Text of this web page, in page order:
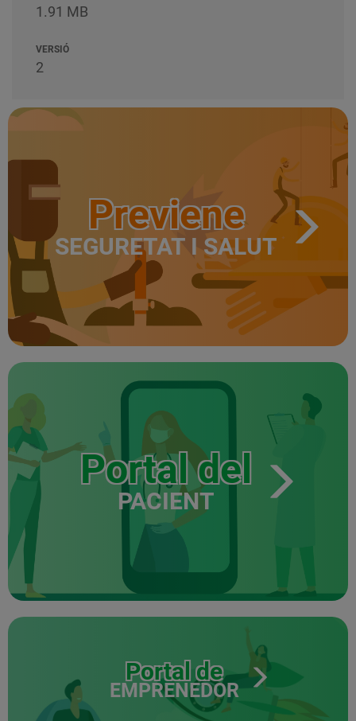
1.91 MB
VERSIÓ
2
Previene
SEGURETAT I SALUT
Portal del
PACIENT
Portal de
EMPRENEDOR